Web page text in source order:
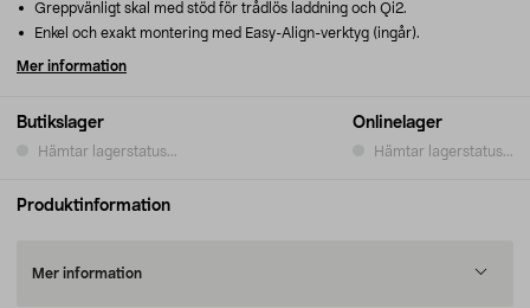
Butikslager
Hämtar lagerstatus...
Onlinelager
Hämtar lagerstatus...
Greppvänligt skal med stöd för trådlös laddning och Qi2.
Enkel och exakt montering med Easy-Align-verktyg (ingår).
Mer information
Produktinformation
Mer information